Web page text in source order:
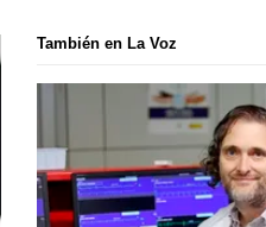
También en La Voz